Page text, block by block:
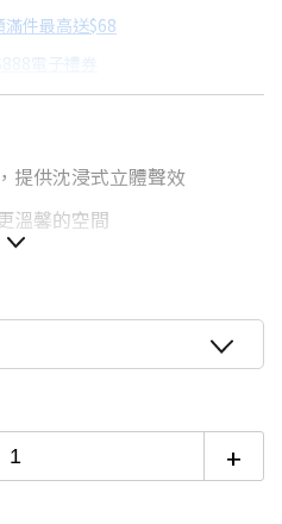
額
$1,960
$1,007
配合銀行/業者
18家銀行/業者
件最高送$68
電子禮券
名卡滿額最高回饋25%
提供沈浸式立體聲效
溫馨的空間
奇吉他音箱，搭配PU皮革
換
+